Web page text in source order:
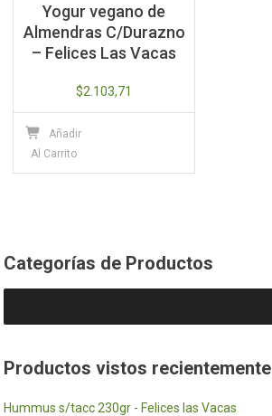
Yogur vegano de
Almendras C/Durazno
– Felices Las Vacas
$2.103,71
Añadir
Al Carrito
Categorías de Productos
Productos vistos recientemente
Hummus s/tacc 230gr - Felices las Vacas